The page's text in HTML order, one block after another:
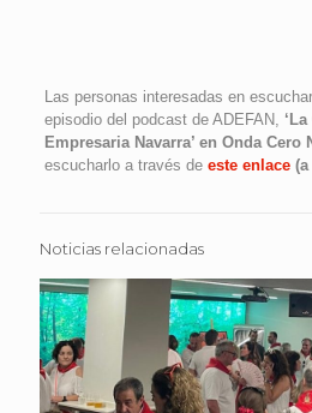
Las personas interesadas en
episodio del podcast de ADEFAN,
Empresaria Navarra’ en Onda Cero
escucharlo a través de este enlace
Noticias relacionadas